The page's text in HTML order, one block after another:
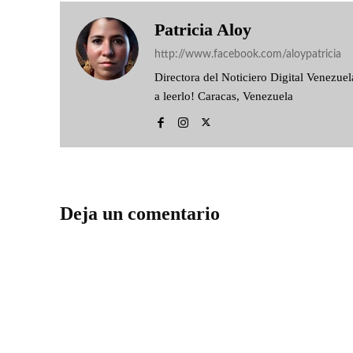
Patricia Aloy
http://www.facebook.com/aloypatricia
Directora del Noticiero Digital
a leerlo! Caracas, Venezuela
Deja un comentario